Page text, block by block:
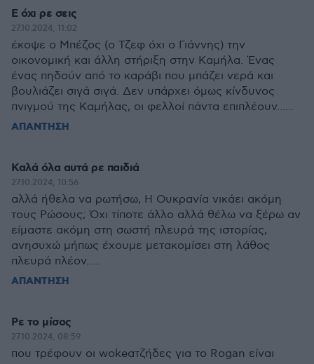
Ε όχι ρε σεις
27.10.2024, 11:02
έκοψε ο Μπέζος (ο Τζεφ όχι ο Γιάννης) την
οικονομική και άλλη στήριξη στην Καμήλα. Ένας
ένας πηδούν από το καράβι που μπάζει νερά και
βουλιάζει σιγά σιγά. Δεν υπάρχει όμως κίνδυνος
πνιγμού της Καμήλας, οι φελλοί πάντα επιπλέουν......
ΑΠΑΝΤΗΣΗ
Καλά όλα αυτά ρε παιδιά
27.10.2024, 10:56
αλλά ήθελα να ρωτήσω, Η Ουκρανία νικάει ακόμη
τους Ρώσους; Όχι τίποτε άλλο αλλά θέλω να ξέρω αν
είμαστε ακόμη στη σωστή πλευρά της ιστορίας,
ανησυχώ μήπως έχουμε μετακομίσει στη λάθος
πλευρά πλέον.....
ΑΠΑΝΤΗΣΗ
Ρε το μίσος
27.10.2024, 08:59
που τρέφουν οι wokeατζήδες για το Rogan είναι